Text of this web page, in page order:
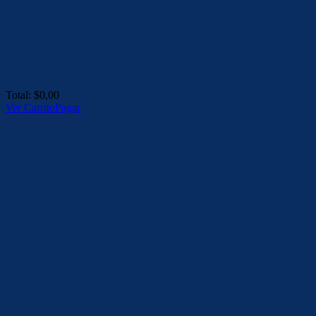
Total: $0,00
Ver CarritoPagar